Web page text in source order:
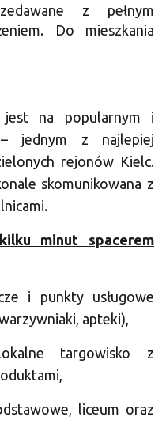
z pełnym
Do mieszkania
jest na popularnym i
jednym z najlepiej
rejonów Kielc.
skomunikowana z
minut spacerem
i punkty usługowe
apteki),
targowisko z
liceum oraz